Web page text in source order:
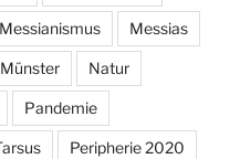
Messianismus Messias
Münster Natur
Pandemie
Peripherie 2020